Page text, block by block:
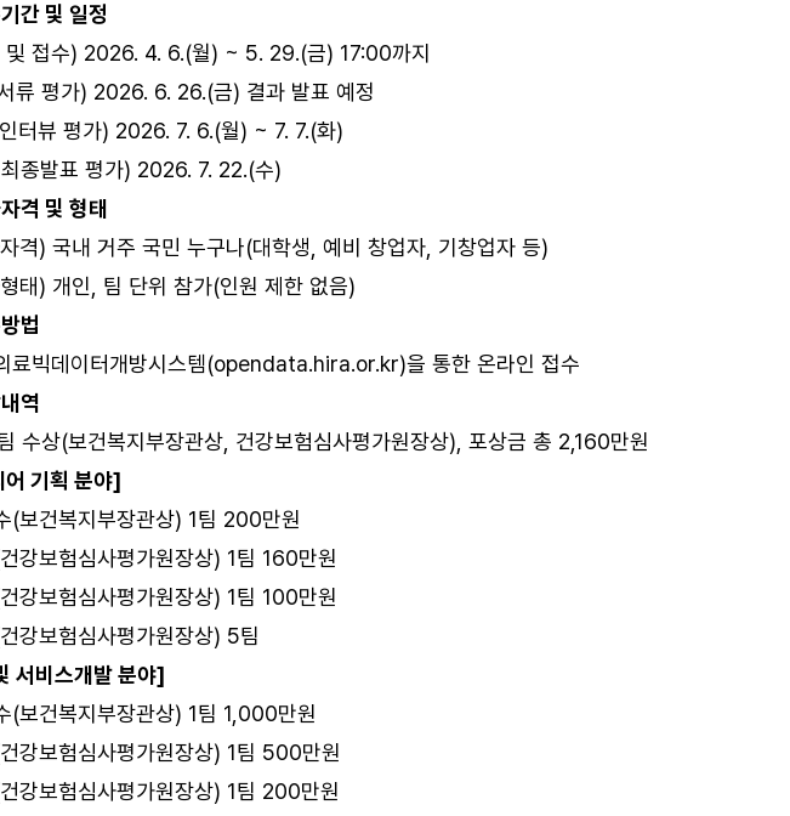
간 및 일정
및 접수) 2026. 4. 6.(월) ~ 5. 29.(금) 17:00까지
류 평가) 2026. 6. 26.(금) 결과 발표 예정
터뷰 평가) 2026. 7. 6.(월) ~ 7. 7.(화)
종발표 평가) 2026. 7. 22.(수)
격 및 형태
격) 국내 거주 국민 누구나(대학생, 예비 창업자, 기창업자 등)
태) 개인, 팀 단위 참가(인원 제한 없음)
법
료빅데이터개방시스템(opendata.hira.or.kr)을 통한 온라인 접수
역
수상(보건복지부장관상, 건강보험심사평가원장상), 포상금 총 2,160만원
기획 분야]
(보건복지부장관상) 1팀 200만원
강보험심사평가원장상) 1팀 160만원
강보험심사평가원장상) 1팀 100만원
강보험심사평가원장상) 5팀
서비스개발 분야]
(보건복지부장관상) 1팀 1,000만원
강보험심사평가원장상) 1팀 500만원
강보험심사평가원장상) 1팀 200만원